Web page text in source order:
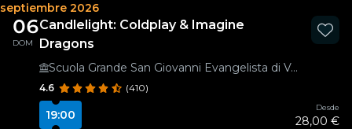
septiembre 2026
06
DOM
Candlelight: Coldplay & Imagine
Dragons
Scuola Grande San Giovanni Evangelista di Venezia
4.6 (410)
19:00
Desde
28,00 €